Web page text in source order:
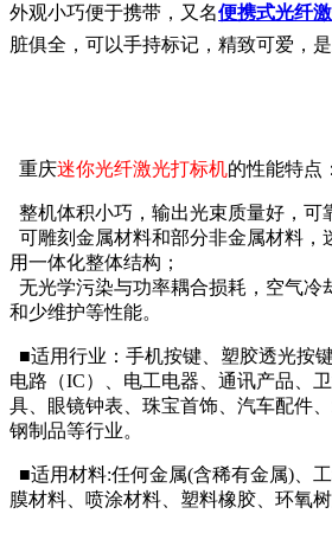
外观小巧便于携带，又名便携式光纤
脏俱全，可以手持标记，精致可爱，
重庆迷你光纤激光打标机的性能特点：
整机体积小巧，输出光束质量好，可
可雕刻金属材料和部分非金属材料，
用一体化整体结构；
无光学污染与功率耦合损耗，空气冷
和少维护等性能。
■适用行业：手机按键、塑胶透光按
电路（IC）、电工电器、通讯产品、
具、眼镜钟表、珠宝首饰、汽车配件
钢制品等行业。
■适用材料:任何金属(含稀有金属)、
膜材料、喷涂材料、塑料橡胶、环氧